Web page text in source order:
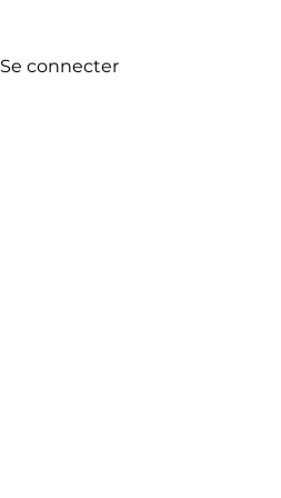
Se connecter